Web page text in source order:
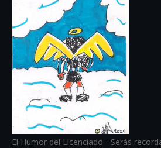
El Humor del Licenciado - Serás